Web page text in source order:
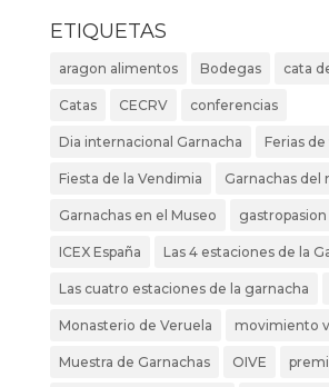
ETIQUETAS
aragon alimentos Bodegas cata
Catas CECRV conferencias
Dia internacional Garnacha Ferias de
Fiesta de la Vendimia Garnachas del
Garnachas en el Museo gastropasion
ICEX España Las 4 estaciones de la
Las cuatro estaciones de la garnacha
Monasterio de Veruela movimiento
Muestra de Garnachas OIVE